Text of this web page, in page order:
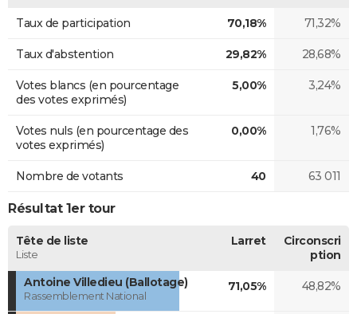
Taux de participation 70,18% 71,32%
Taux d'abstention 29,82% 28,68%
Votes blancs (en pourcentage
des votes exprimés)
5,00% 3,24%
Votes nuls (en pourcentage des
votes exprimés)
0,00% 1,76%
Nombre de votants 40 63 011
Résultat 1er tour
Tête de liste
Liste
Larret
Circonscri
ption
Antoine Villedieu (Ballotage)
Rassemblement National
71,05% 48,82%